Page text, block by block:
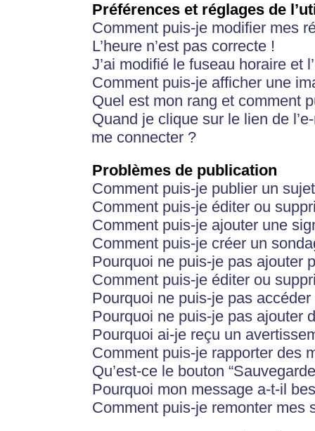
Préférences et réglages de
Comment puis-je modifier mes
L’heure n’est pas correcte !
J’ai modifié le fuseau horaire et
Comment puis-je afficher une
Quel est mon rang et comment
Quand je clique sur le lien de
me connecter ?
Problèmes de publication
Comment puis-je publier un
Comment puis-je éditer ou
Comment puis-je ajouter une
Comment puis-je créer un
Pourquoi ne puis-je pas ajouter
Comment puis-je éditer ou
Pourquoi ne puis-je pas
Pourquoi ne puis-je pas ajouter
Pourquoi ai-je reçu un
Comment puis-je rapporter des
Qu’est-ce le bouton
Pourquoi mon message a-t-il
Comment puis-je remonter mes